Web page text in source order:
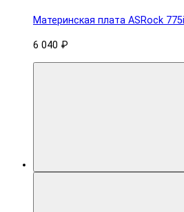
Материнская плата ASRock
6 040 ₽